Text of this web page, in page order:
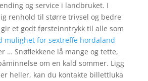
og service i landbruket. I
renhold til større trivsel og bedre
et godt førsteinntrykk til alle som
mulighet for sextreffe hordaland
… Snøflekkene lå mange og tette,
om en kald sommer. Ligg
heller, kan du kontakte billettluka